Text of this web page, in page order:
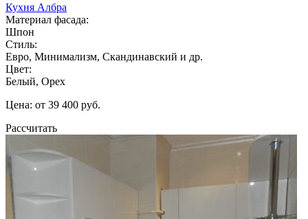
Кухня Албра
Материал фасада:
Шпон
Стиль:
Евро, Минимализм, Скандинавский и др.
Цвет:
Белый, Орех
Цена: от 39 400 руб.
Рассчитать